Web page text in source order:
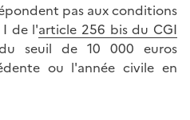
pas aux conditions
I de l'article 256 bis du CGI
du seuil de 10 000 euros
ou l'année civile en